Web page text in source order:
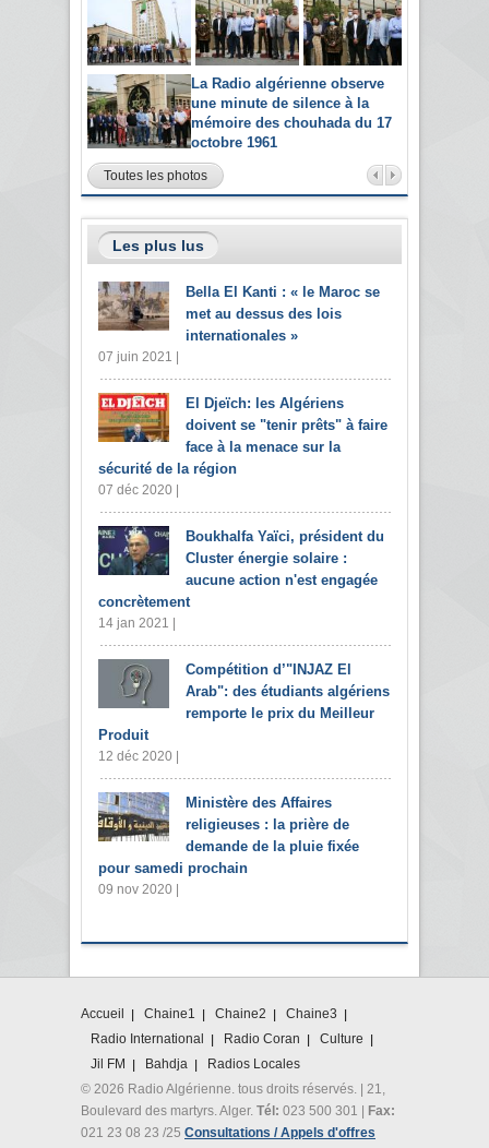
La Radio algérienne observe
une minute de silence à la
mémoire des chouhada du 17
octobre 1961
Toutes les photos
Les plus lus
Bella El Kanti : « le Maroc se
met au dessus des lois
internationales »
07 juin 2021 |
El Djeïch: les Algériens
doivent se "tenir prêts" à faire
face à la menace sur la
sécurité de la région
07 déc 2020 |
Boukhalfa Yaïci, président du
Cluster énergie solaire :
aucune action n'est engagée
concrètement
14 jan 2021 |
Compétition d’"INJAZ El
Arab": des étudiants algériens
remporte le prix du Meilleur
Produit
12 déc 2020 |
Ministère des Affaires
religieuses : la prière de
demande de la pluie fixée
pour samedi prochain
09 nov 2020 |
Accueil Chaine1 Chaine2
Chaine3
Radio International
Radio Coran
Culture
Jil FM
Bahdja
Radios Locales
© 2026 Radio Algérienne. tous droits réservés. | 21,
Boulevard des martyrs. Alger. Tél: 023 500 301 | Fax:
021 23 08 23 /25 Consultations / Appels d'offres